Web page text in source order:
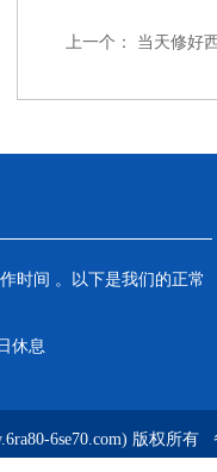
上一个： 当天修好
时间 。以下是我们的正常
休息
6se70.com) 版权所有